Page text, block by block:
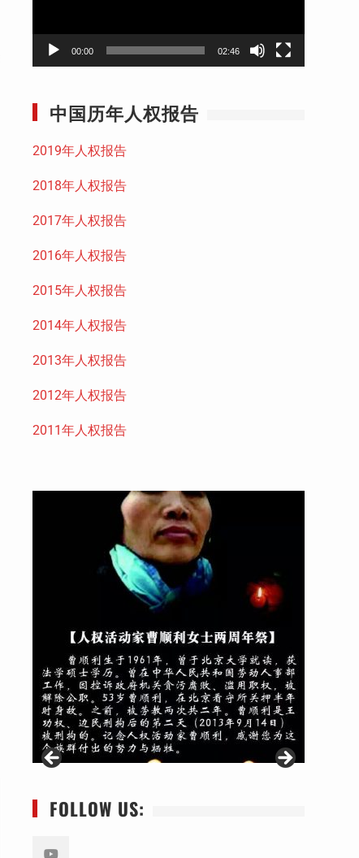
00:00 02:46
中国历年人权报告
2019年人权报告
2018年人权报告
2017年人权报告
2016年人权报告
2015年人权报告
2014年人权报告
2013年人权报告
2012年人权报告
2011年人权报告
FOLLOW US: